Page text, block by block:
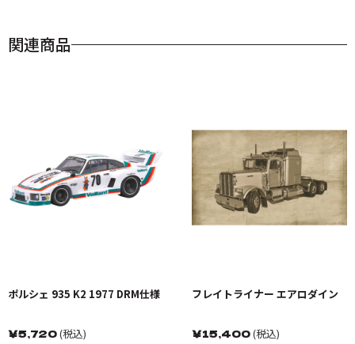
関連商品
ポルシェ 935 K2 1977 DRM仕様
￥5,720(税込)
フレイトライナー エアロダイン
￥15,400(税込)